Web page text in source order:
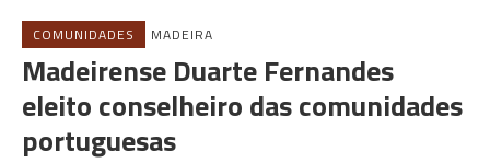
COMUNIDADES MADEIRA
Madeirense Duarte Fernandes
eleito conselheiro das comunidades
portuguesas